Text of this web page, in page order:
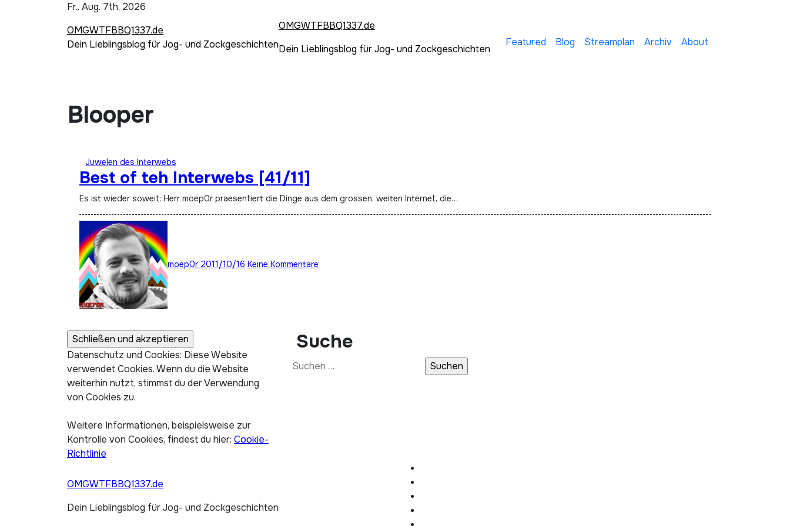
Fr.. Aug. 7th, 2026
OMGWTFBBQ1337.de
Dein Lieblingsblog für Jog- und Zockgeschichten
OMGWTFBBQ1337.de
Dein Lieblingsblog für Jog- und Zockgeschichten
Featured Blog Streamplan Archiv About
Blooper
Juwelen des Interwebs
Best of teh Interwebs [41/11]
Es ist wieder soweit: Herr moep0r praesentiert die Dinge aus dem grossen, weiten Internet, die…
moep0r 2011/10/16 Keine Kommentare
Datenschutz und Cookies: Diese Website
verwendet Cookies. Wenn du die Website
weiterhin nutzt, stimmst du der Verwendung
von Cookies zu.
Weitere Informationen, beispielsweise zur
Kontrolle von Cookies, findest du hier: Cookie-
Richtlinie
Suche
Suchen
OMGWTFBBQ1337.de
Dein Lieblingsblog für Jog- und Zockgeschichten